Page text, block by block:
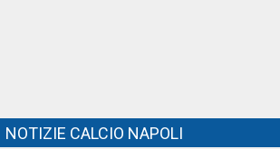
NOTIZIE CALCIO NAPOLI